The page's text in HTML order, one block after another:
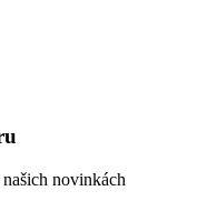
novinkách